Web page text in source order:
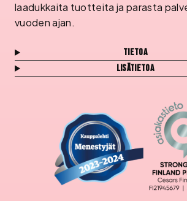
laadukkaita tuotteita ja parasta
vuoden ajan.
Tietoa
Lisätietoa